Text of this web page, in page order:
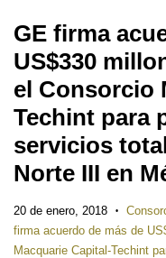
GE firma
US$330
el Consorcio
Techint para
servicios
Norte III en
20 de enero, 2018 •
firma acuerdo de más de
Macquarie Capital-Techint